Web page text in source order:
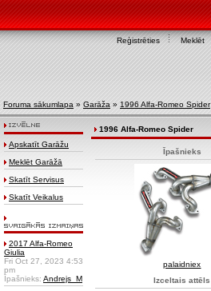
Reģistrēties Meklēt
Foruma sākumlapa » Garāža » 1996 Alfa-Romeo Spider
Apskatīt Garāžu
Meklēt Garāžā
Skatīt Servisus
Skatīt Veikalus
2017 Alfa-Romeo
Giulia
Fri Oct 27, 2023 4:53
pm
Īpašnieks: Andrejs_M
1996 Alfa-Romeo Spider
Īpašnieks
palaidniex
Izceltais attēls